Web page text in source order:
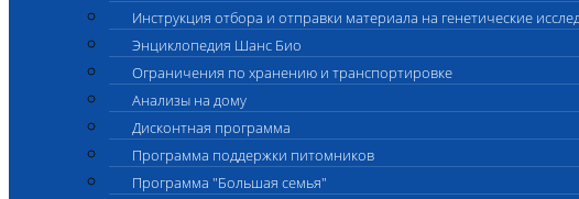
Инструкция отбора и отправки материала на генетические
Энциклопедия Шанс Био
Ограничения по хранению и транспортировке
Анализы на дому
Дисконтная программа
Программа поддержки питомников
Программа "Большая семья"